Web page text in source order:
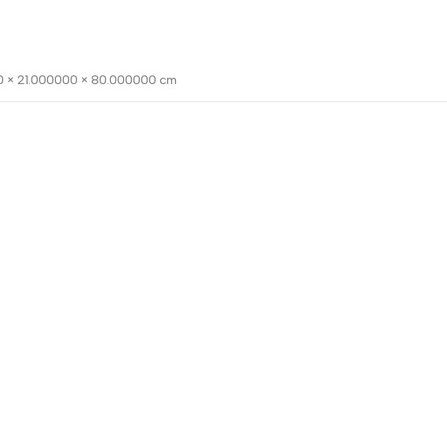
× 21.000000 × 80.000000 cm